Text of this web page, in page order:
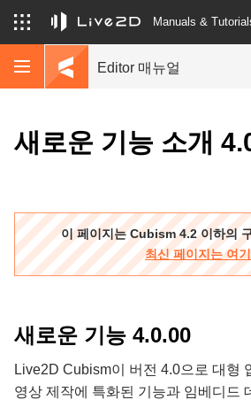
Manuals &
Editor 매뉴얼
새로운 기능 소개
이 페이지는 Cubism 4.2 이하의
최신 페이지는 여기
새로운 기능 4.0.00
Live2D Cubism이 버전 4.0으로 대형
영상 제작에 특화된 기능과 임베디드